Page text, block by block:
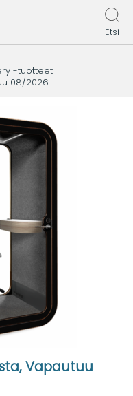
Etsi
-tuotteet
08/2026
Vapautuu